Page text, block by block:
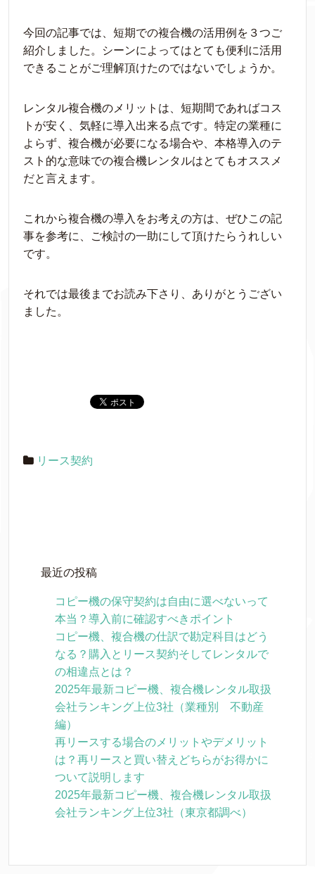
今回の記事では、短期での複合機の活用例を３つご
紹介しました。シーンによってはとても便利に活用
できることがご理解頂けたのではないでしょうか。
レンタル複合機のメリットは、短期間であればコス
トが安く、気軽に導入出来る点です。特定の業種に
よらず、複合機が必要になる場合や、本格導入のテ
スト的な意味での複合機レンタルはとてもオススメ
だと言えます。
これから複合機の導入をお考えの方は、ぜひこの記
事を参考に、ご検討の一助にして頂けたらうれしい
です。
それでは最後までお読み下さり、ありがとうござい
ました。
リース契約
最近の投稿
コピー機の保守契約は自由に選べないって
本当？導入前に確認すべきポイント
コピー機、複合機の仕訳で勘定科目はどう
なる？購入とリース契約そしてレンタルで
の相違点とは？
2025年最新コピー機、複合機レンタル取扱
会社ランキング上位3社（業種別 不動産
編）
再リースする場合のメリットやデメリット
は？再リースと買い替えどちらがお得かに
ついて説明します
2025年最新コピー機、複合機レンタル取扱
会社ランキング上位3社（東京都調べ）